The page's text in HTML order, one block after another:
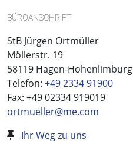
BÜROANSCHRIFT
StB Jürgen Ortmüller
Möllerstr. 19
58119 Hagen-Hohenlimburg
Telefon: +49 2334 91900
Fax: +49 02334 919019
ortmueller@me.com
Ihr Weg zu uns